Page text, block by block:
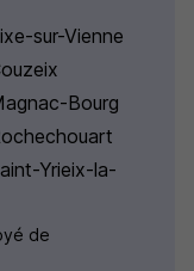
sur-Vienne
Bourg
Yrieix-la-
de